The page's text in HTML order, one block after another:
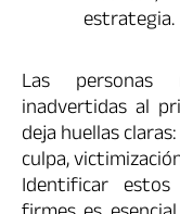
estrategia.
Las personas
inadvertidas al
deja huellas
culpa,
Identificar